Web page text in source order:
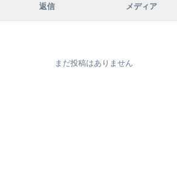
返信 メディア
まだ投稿はありません